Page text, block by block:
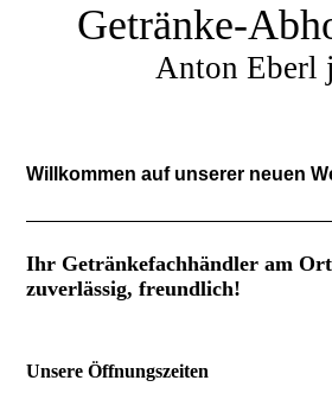
Getränke-
Anton Eberl
Willkommen auf unserer neuen
Ihr Getränkefachhändler am
zuverlässig, freundlich!
Unsere Öffnungszeiten